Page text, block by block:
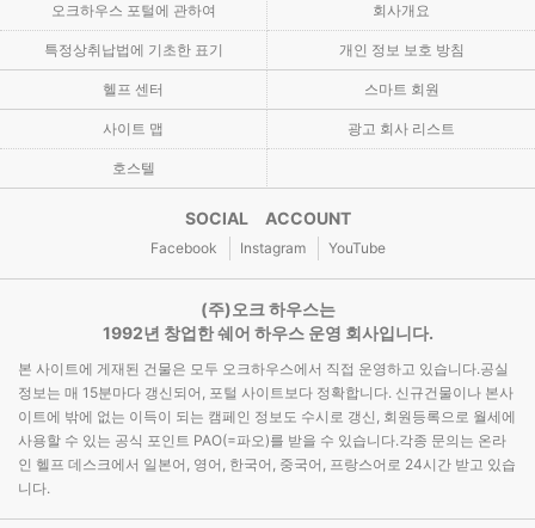
오크하우스 포털에 관하여 회사개요
특정상취납법에 기초한 표기 개인 정보 보호 방침
헬프 센터 스마트 회원
사이트 맵 광고 회사 리스트
호스텔
SOCIAL ACCOUNT
Facebook Instagram YouTube
(주)오크 하우스는
1992년 창업한 쉐어 하우스 운영 회사입니다.
본 사이트에 게재된 건물은 모두 오크하우스에서 직접 운영하고 있습니다.공실
정보는 매 15분마다 갱신되어, 포털 사이트보다 정확합니다. 신규건물이나 본사
이트에 밖에 없는 이득이 되는 캠페인 정보도 수시로 갱신, 회원등록으로 월세에
사용할 수 있는 공식 포인트 PAO(=파오)를 받을 수 있습니다.각종 문의는 온라
인 헬프 데스크에서 일본어, 영어, 한국어, 중국어, 프랑스어로 24시간 받고 있습
니다.